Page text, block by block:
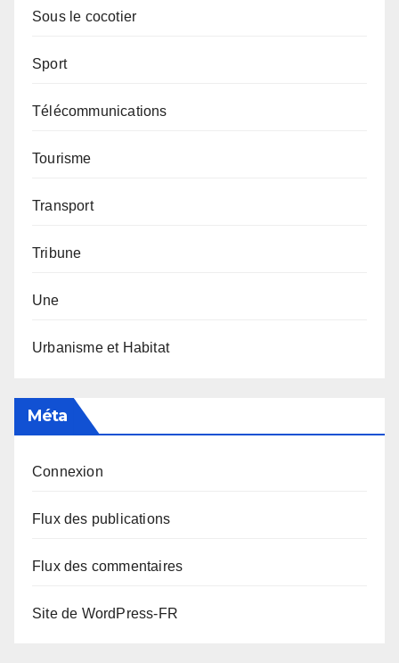
Sous le cocotier
Sport
Télécommunications
Tourisme
Transport
Tribune
Une
Urbanisme et Habitat
Méta
Connexion
Flux des publications
Flux des commentaires
Site de WordPress-FR